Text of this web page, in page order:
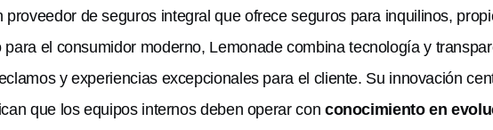
de seguros integral que ofrece seguros para inquilinos,
para el consumidor moderno, Lemonade combina tecnología y
y experiencias excepcionales para el cliente. Su innovación
que los equipos internos deben operar con conocimiento en